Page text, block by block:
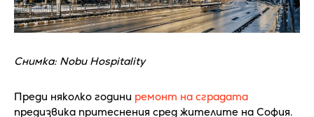
Снимка: Nobu Hospitality
Преди няколко години ремонт на сградата
предизвика притеснения сред жителите на София.